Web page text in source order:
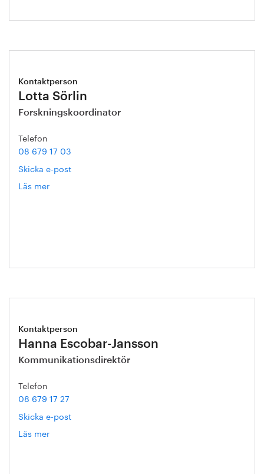
Kontaktperson
Lotta Sörlin
Forskningskoordinator
Telefon
08 679 17 03
Skicka e-post
Läs mer
Kontaktperson
Hanna Escobar-Jansson
Kommunikationsdirektör
Telefon
08 679 17 27
Skicka e-post
Läs mer